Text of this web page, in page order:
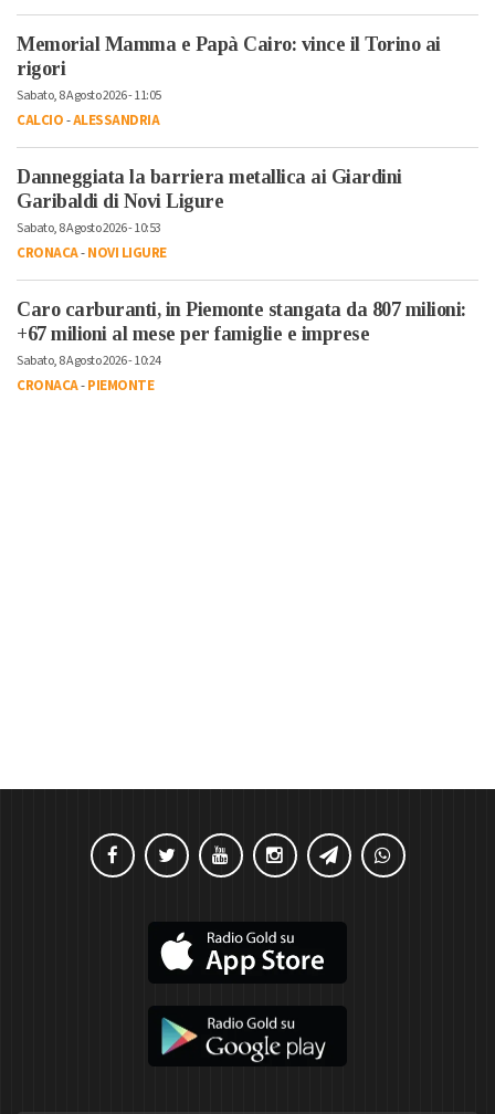
Memorial Mamma e Papà Cairo: vince il Torino ai
rigori
Sabato, 8 Agosto 2026 - 11:05
CALCIO-ALESSANDRIA
Danneggiata la barriera metallica ai Giardini
Garibaldi di Novi Ligure
Sabato, 8 Agosto 2026 - 10:53
CRONACA-NOVI LIGURE
Caro carburanti, in Piemonte stangata da 807 milioni:
+67 milioni al mese per famiglie e imprese
Sabato, 8 Agosto 2026 - 10:24
CRONACA-PIEMONTE